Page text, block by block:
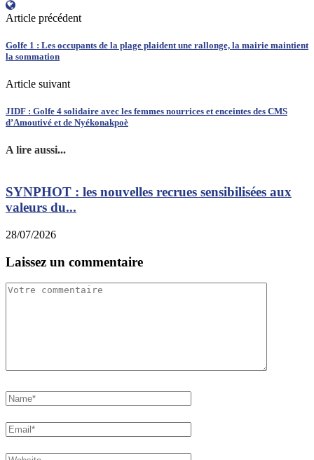
Article précédent
Golfe 1 : Les occupants de la plage plaident une rallonge, la mairie maintient
la sommation
Article suivant
JIDF : Golfe 4 solidaire avec les femmes nourrices et enceintes des CMS
d’Amoutivé et de Nyékonakpoè
A lire aussi...
SYNPHOT : les nouvelles recrues sensibilisées aux
valeurs du...
28/07/2026
Laissez un commentaire